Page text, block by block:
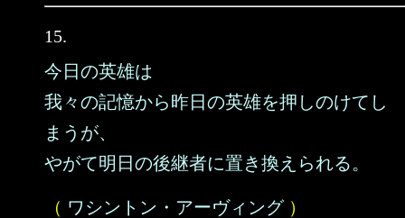
15.
今日の英雄は
我々の記憶から昨日の英雄を押しのけてし
まうが、
やがて明日の後継者に置き換えられる。
（ ワシントン・アーヴィング）